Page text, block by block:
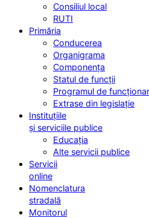
Consiliul local
RUTI
Primăria
Conducerea
Organigrama
Componența
Statul de funcții
Programul de
Extrase din legislație
Instituțiile
și serviciile publice
Educația
Alte servicii publice
Servicii
online
Nomenclatura
stradală
Monitorul